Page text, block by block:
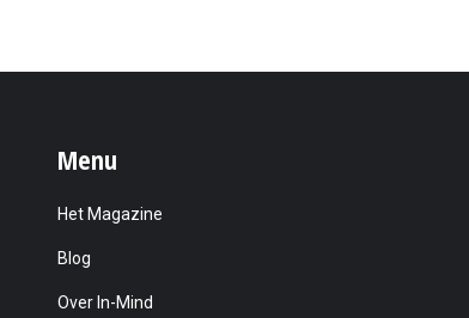
Menu
Het Magazine
Blog
Over In-Mind